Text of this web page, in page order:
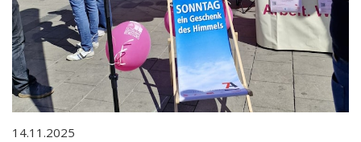
14.11.2025